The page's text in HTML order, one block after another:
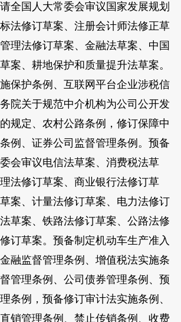
全国人大常委会审议国家发展规划
法修订草案、注册会计师法修正草
理法修订草案、金融法草案、中国
案、耕地保护和质量提升法草案。
保护条例、互联网平台企业涉税信
院关于规范中介机构为公司公开发
规定、农村公路条例，修订保障中
例、证券公司监督管理条例。预备
会审议电信法草案、消费税法草
法修订草案、商业银行法修订草
案、计量法修订草案、电力法修订
草案、铁路法修订草案、公路法修
订草案。预备制定机动车生产准入
融监督管理条例、增值税法实施条
管理条例、公司债券管理条例、预
条例，预备修订审计法实施条例、
销管理条例、禁止传销条例、收费